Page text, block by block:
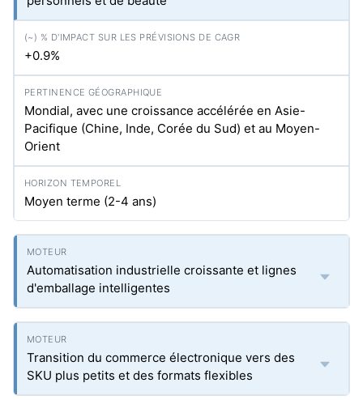
+0.9%
Mondial, avec une croissance accélérée en Asie-
Pacifique (Chine, Inde, Corée du Sud) et au Moyen-
Orient
Moyen terme (2-4 ans)
Automatisation industrielle croissante et lignes
d'emballage intelligentes
Transition du commerce électronique vers des
SKU plus petits et des formats flexibles